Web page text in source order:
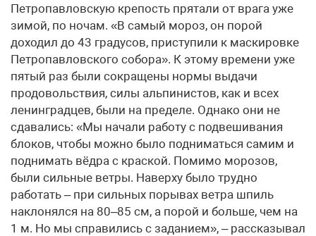
Петропавловскую крепость прятали от врага уже
зимой, по ночам. «В самый мороз, он порой
доходил до 43 градусов, приступили к маскировке
Петропавловского собора». К этому времени уже
пятый раз были сокращены нормы выдачи
продовольствия, силы альпинистов, как и всех
ленинградцев, были на пределе. Однако они не
сдавались: «Мы начали работу с подвешивания
блоков, чтобы можно было подниматься самим и
поднимать вёдра с краской. Помимо морозов,
были сильные ветры. Наверху было трудно
работать – при сильных порывах ветра шпиль
наклонялся на 80–85 см, а порой и больше, чем на
1 м. Но мы справились с заданием», – рассказывал